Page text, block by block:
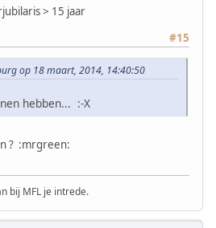
> 15 jaar
#15
op 18 maart, 2014, 14:40:50
hebben... :-X
? :mrgreen:
bij MFL je intrede.